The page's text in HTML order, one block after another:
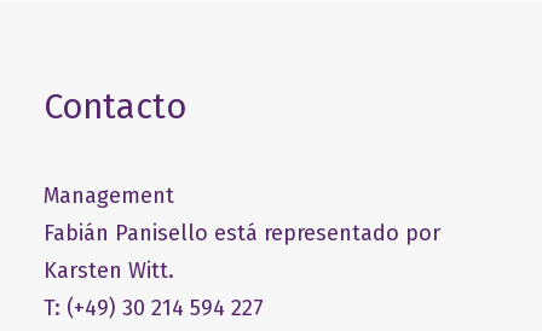
Contacto
Management
Fabián Panisello está representado por
Karsten Witt.
T: (+49) 30 214 594 227